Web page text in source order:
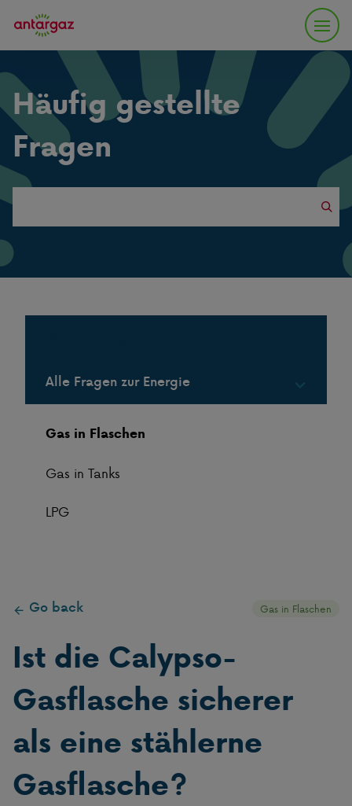
Häufig gestellte
Fragen
Alle Fragen zur Energie
Gas in Flaschen
Gas in Tanks
LPG
Go back Gas in Flaschen
Ist die Calypso-
Gasflasche sicherer
als eine stählerne
Gasflasche?